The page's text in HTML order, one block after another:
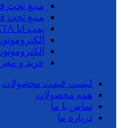
منبع تحت
منبع تحت
پمپ اتا ETA
خرید و
لیست قیمت محصولات
همه محصولات
تماس با ما
درباره ما